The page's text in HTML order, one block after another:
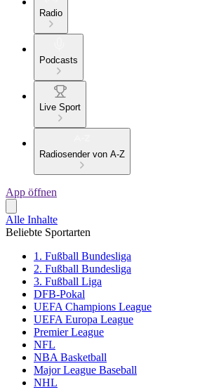
Radio
Podcasts
Live Sport
Radiosender von A-Z
App öffnen
Alle Inhalte
Beliebte Sportarten
1. Fußball Bundesliga
2. Fußball Bundesliga
3. Fußball Liga
DFB-Pokal
UEFA Champions League
UEFA Europa League
Premier League
NFL
NBA Basketball
Major League Baseball
NHL